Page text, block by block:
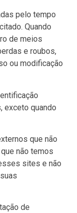
pelo tempo
Quando
de meios
e roubos,
ou modificação
exceto quando
que não
não temos
sites e não
de